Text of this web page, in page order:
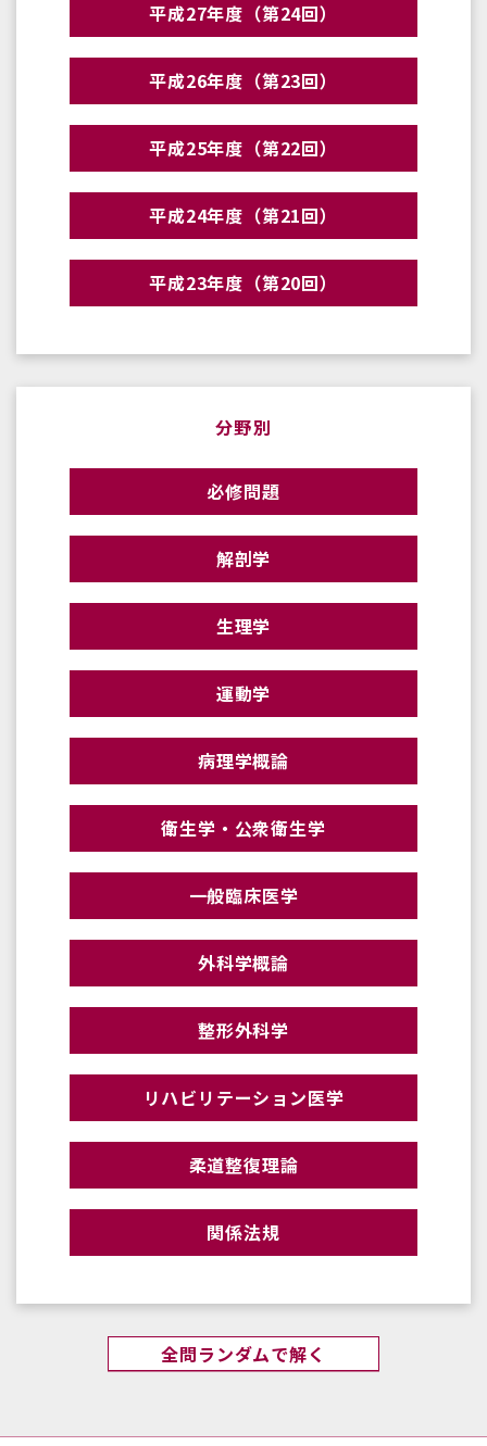
平成27年度（第24回）
平成26年度（第23回）
平成25年度（第22回）
平成24年度（第21回）
平成23年度（第20回）
分野別
必修問題
解剖学
生理学
運動学
病理学概論
衛生学・公衆衛生学
一般臨床医学
外科学概論
整形外科学
リハビリテーション医学
柔道整復理論
関係法規
全問ランダムで解く